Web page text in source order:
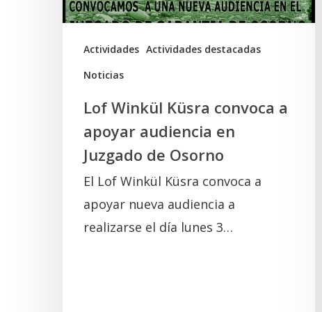
Actividades Actividades destacadas
Noticias
en
Juzgado
Lof Winkül Küsra convoca a
apoyar audiencia en
Juzgado de Osorno
El Lof Winkül Küsra convoca a
apoyar nueva audiencia a
realizarse el día lunes 3…